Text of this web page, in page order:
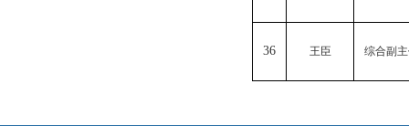
36 王臣 综合副